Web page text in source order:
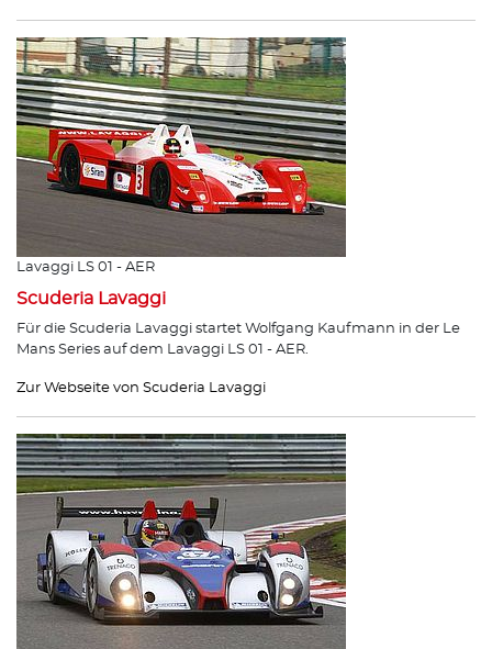
Lavaggi LS 01 - AER
Scuderia Lavaggi
Für die Scuderia Lavaggi startet Wolfgang Kaufmann in der Le
Mans Series auf dem Lavaggi LS 01 - AER.
Zur Webseite von Scuderia Lavaggi